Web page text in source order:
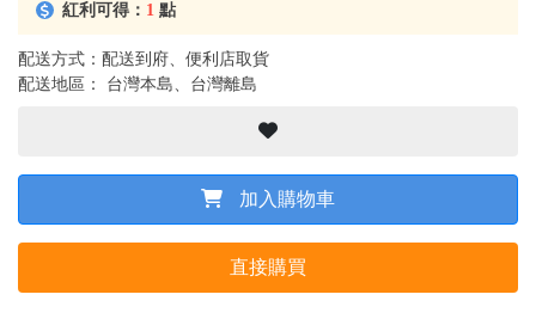
紅利可得： 1 點
配送方式：配送到府、便利店取貨
配送地區： 台灣本島、台灣離島
加入購物車
直接購買